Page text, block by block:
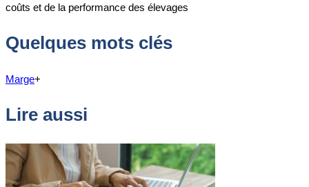
coûts et de la performance des élevages
Quelques mots clés
Marge+
Lire aussi